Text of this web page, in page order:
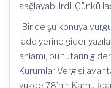
sağlayabilirdi. Çünkü
-Bir de şu konuya
iade yerine gider
anlamı, bu tutarın
Kurumlar Vergisi
yüzde 78’nin Kamu